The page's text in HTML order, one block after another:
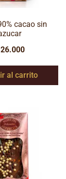
cacao sin
26.000
al carrito